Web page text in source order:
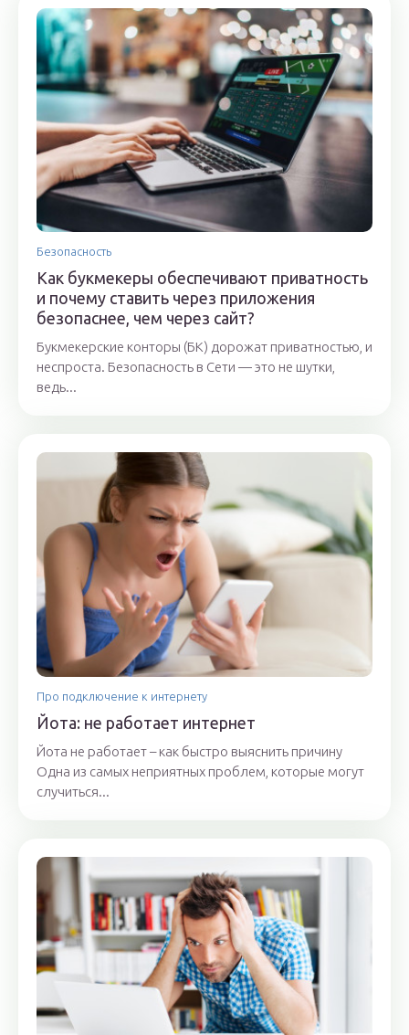
Безопасность
Как букмекеры обеспечивают приватность
и почему ставить через приложения
безопаснее, чем через сайт?
Букмекерские конторы (БК) дорожат приватностью, и
неспроста. Безопасность в Сети — это не шутки,
ведь...
Про подключение к интернету
Йота: не работает интернет
Йота не работает – как быстро выяснить причину
Одна из самых неприятных проблем, которые могут
случиться...